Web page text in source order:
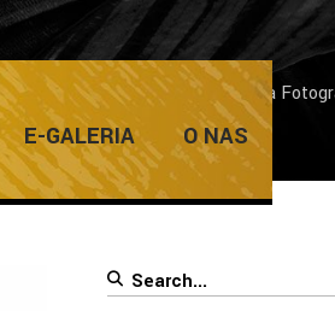
E-GALERIA O NAS
Home/Wojewódzka Wystawa
Search